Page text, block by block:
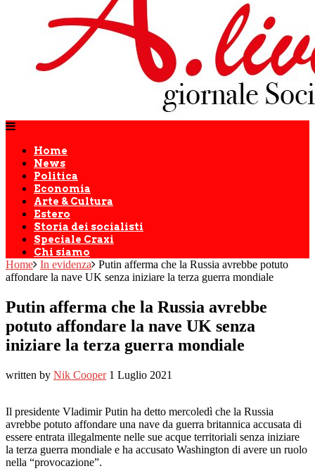
Home
News
Politica
Economia
Arte & Cultura
Estero
Storia dei socialisti
Speciale Craxi
Chi siamo
Home In evidenza
Putin afferma che la Russia avrebbe potuto
affondare la nave UK senza iniziare la terza guerra mondiale
Putin afferma che la Russia avrebbe
potuto affondare la nave UK senza
iniziare la terza guerra mondiale
written by Nik Cooper 1 Luglio 2021
Il presidente Vladimir Putin ha detto mercoledì che la Russia
avrebbe potuto affondare una nave da guerra britannica accusata di
essere entrata illegalmente nelle sue acque territoriali senza iniziare
la terza guerra mondiale e ha accusato Washington di avere un ruolo
nella “provocazione”.